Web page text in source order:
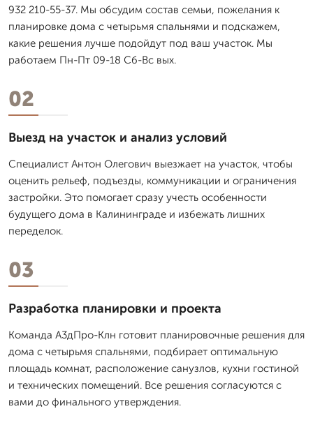
932 210-55-37. Мы обсудим состав семьи, пожелания к
планировке дома с четырьмя спальнями и подскажем,
какие решения лучше подойдут под ваш участок. Мы
работаем Пн-Пт 09-18 Сб-Вс вых.
02
Выезд на участок и анализ условий
Специалист Антон Олегович выезжает на участок, чтобы
оценить рельеф, подъезды, коммуникации и ограничения
застройки. Это помогает сразу учесть особенности
будущего дома в Калининграде и избежать лишних
переделок.
03
Разработка планировки и проекта
Команда А3дПро-Клн готовит планировочные решения для
дома с четырьмя спальнями, подбирает оптимальную
площадь комнат, расположение санузлов, кухни гостиной
и технических помещений. Все решения согласуются с
вами до финального утверждения.